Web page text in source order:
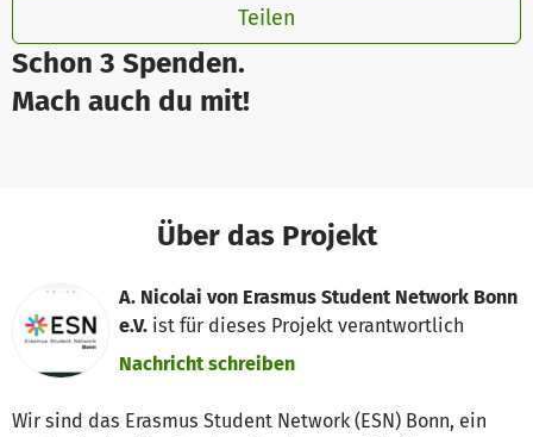
Schon 3 Spenden.
Mach auch du mit!
Teilen
Über das Projekt
A. Nicolai von Erasmus Student Network Bonn
e.V. ist für dieses Projekt verantwortlich
Nachricht schreiben
Wir sind das Erasmus Student Network (ESN) Bonn, ein